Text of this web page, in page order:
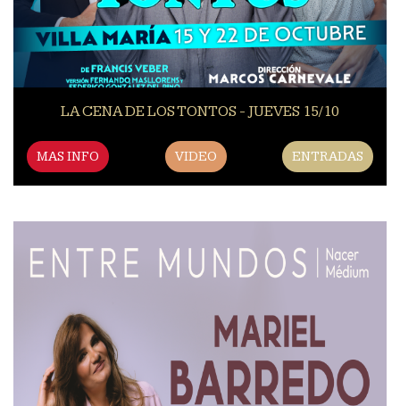
LA CENA DE LOS TONTOS - JUEVES 15/10
MAS INFO VIDEO ENTRADAS